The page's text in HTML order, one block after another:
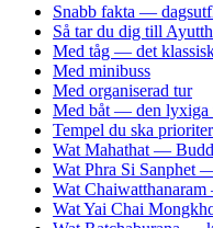
Snabb fakta —
Så tar du dig till
Med tåg — det
Med minibuss
Med organiserad tur
Med båt — den lyxiga
Tempel du ska
Wat Mahathat —
Wat Phra Si Sanphet
Wat
Wat Yai Chai